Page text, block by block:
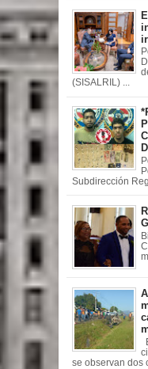
(SISALRIL) ...
Subdirección
se observan dos